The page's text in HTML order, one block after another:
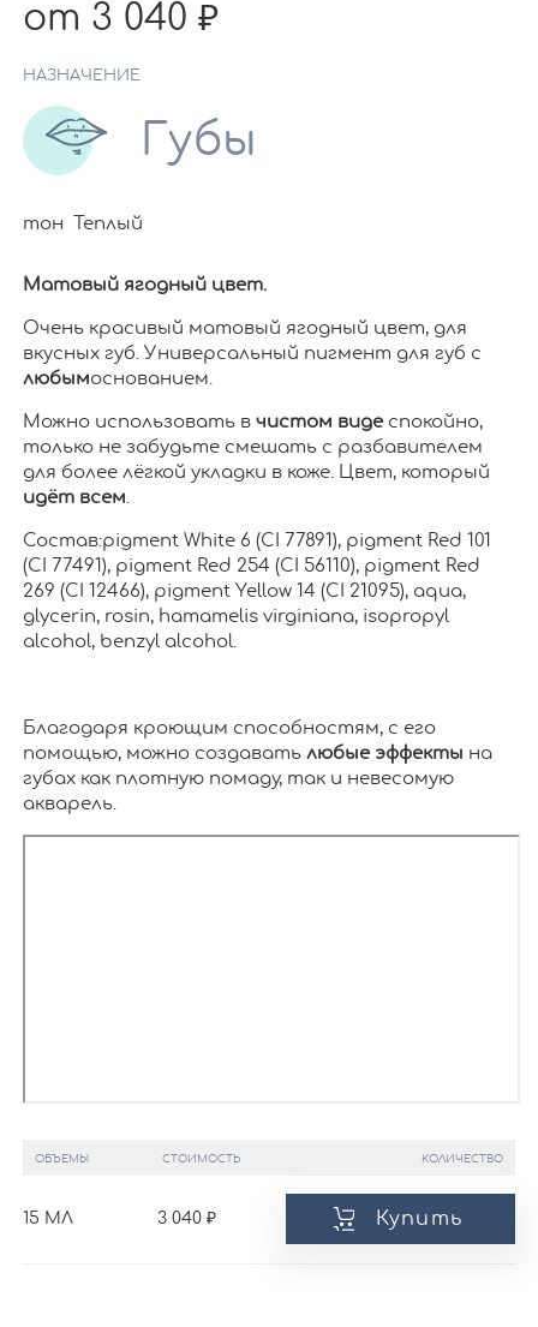
от 3 040
НАЗНАЧЕНИЕ
Губы
тон Теплый
Матовый ягодный цвет.
Очень красивый матовый ягодный цвет, для
вкусных губ. Универсальный пигмент для губ с
любымоснованием.
Можно использовать в чистом видеспокойно,
только не забудьте смешать с разбавителем
для более лёгкой укладки в коже. Цвет, который
идёт всем
Состав:pigment White 6 (CI 77891), pigment Red 101
(CI 77491), pigment Red 254 (CI 56110), pigment Red
269 (CI 12466), pigment Yellow 14 (CI 21095), aqua,
glycerin, rosin, hamamelis virginiana, isopropyl
alcohol, benzyl alcohol.
Благодаря кроющим способностям, с его
помощью, можно создавать любые эффекты на
губах как плотную помаду, так и невесомую
акварель.
ОБЪЕМЫ СТОИМОСТЬ КОЛИЧЕСТВО
15 МЛ 3 040 Купить